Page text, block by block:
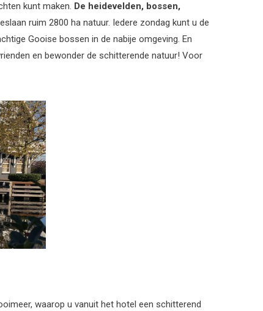
kunt maken. De heidevelden, bossen,
ruim 2800 ha natuur. Iedere zondag kunt u de
Gooise bossen in de nabije omgeving. En
en bewonder de schitterende natuur! Voor
waarop u vanuit het hotel een schitterend